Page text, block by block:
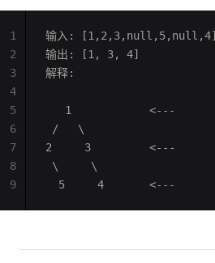
输入: [1,2,3,null,5,null,4]
输出: [1, 3, 4]
解释:
   1            <---
/   \
2     3         <---
\     \
  5     4       <---
1
2
3
4
5
6
7
8
9